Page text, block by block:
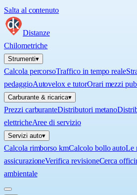
Salta al contenuto
Distanze
Chilometriche
Strumenti▾
Calcola percorsoTraffico in tempo reale
pedaggioAutovelox e tutorOrari mezzi
Carburante & ricarica▾
Prezzi carburanteDistributori metano
elettricheAree di servizio
Servizi auto▾
Calcola rimborso kmCalcolo bollo autoLe
assicurazioneVerifica revisioneCerca
ambientale